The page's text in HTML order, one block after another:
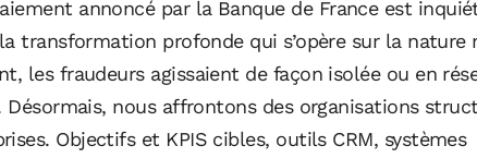
annoncé par la Banque de France est
transformation profonde qui s’opère sur la nature
les fraudeurs agissaient de façon isolée ou en
Désormais, nous affrontons des organisations
Objectifs et KPIS cibles, outils CRM, systèmes